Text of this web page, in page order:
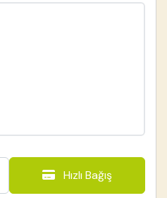
Hızlı Bağış